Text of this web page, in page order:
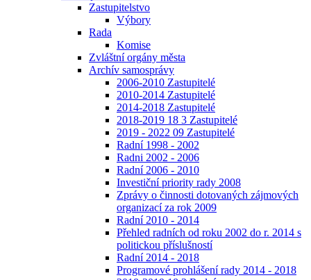
Zastupitelstvo
Výbory
Rada
Komise
Zvláštní orgány města
Archív samosprávy
2006-2010 Zastupitelé
2010-2014 Zastupitelé
2014-2018 Zastupitelé
2018-2019 18 3 Zastupitelé
2019 - 2022 09 Zastupitelé
Radní 1998 - 2002
Radni 2002 - 2006
Radní 2006 - 2010
Investiční priority rady 2008
Zprávy o činnosti dotovaných zájmových
organizací za rok 2009
Radní 2010 - 2014
Přehled radních od roku 2002 do r. 2014 s
politickou příslušností
Radní 2014 - 2018
Programové prohlášení rady 2014 - 2018